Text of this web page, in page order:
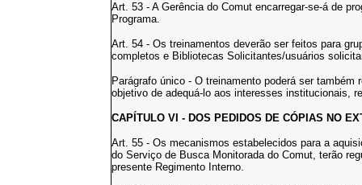
Art. 53 - A Gerência do Comut encarregar-se-á de
Programa.
Art. 54 - Os treinamentos deverão ser feitos para
completos e Bibliotecas Solicitantes/usuários
Parágrafo único - O treinamento poderá ser
objetivo de adequá-lo aos interesses institucionais,
CAPÍTULO VI - DOS PEDIDOS DE CÓPIAS NO
Art. 55 - Os mecanismos estabelecidos para a
do Serviço de Busca Monitorada do Comut, terão
presente Regimento Interno.